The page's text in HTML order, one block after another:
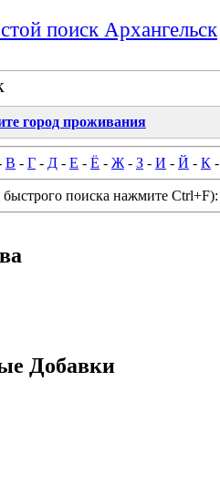
поиск Архангельск
город проживания
В - Г - Д - Е - Ё - Ж - З - И - Й - К -
поиска нажмите Ctrl+F):
Добавки